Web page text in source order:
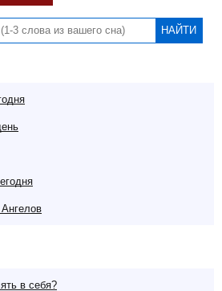
в себя?